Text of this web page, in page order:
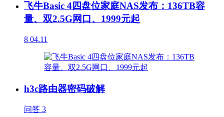
飞牛Basic 4四盘位家庭NAS发布：136TB容
量、双2.5G网口、1999元起
8 04.11
h3c路由器密码破解
问答 3